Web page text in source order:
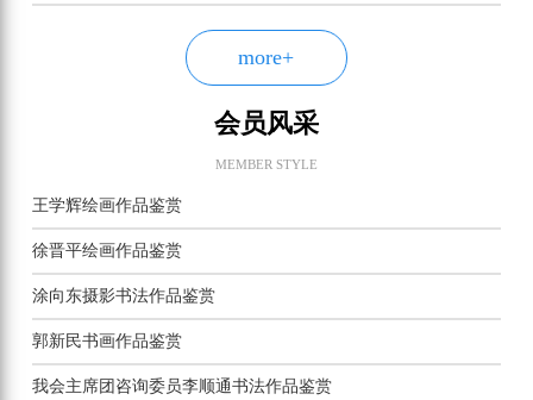
more+
会员风采
MEMBER STYLE
王学辉绘画作品鉴赏
徐晋平绘画作品鉴赏
涂向东摄影书法作品鉴赏
郭新民书画作品鉴赏
我会主席团咨询委员李顺通书法作品鉴赏